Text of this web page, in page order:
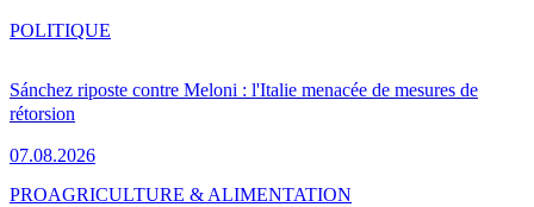
Sánchez riposte contre Meloni : l'Italie menacée de mesures de
rétorsion
07.08.2026
POLITIQUE
PROAGRICULTURE & ALIMENTATION